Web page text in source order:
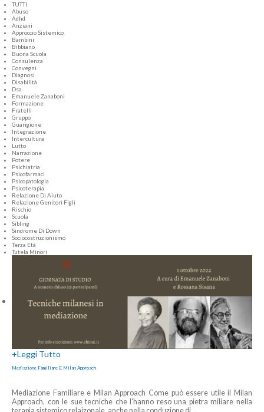
TUTTI
Abuso
Adhd
Anziani
Approccio Sistemico
Bambini
Bibbiano
Buona Scuola
Consulenza
Convegni
Diagnosi
Disabilità
Dsa
Emanuele Zanaboni
Formazione
Fratelli
Gruppo
Guarigione
Integrazione
Intercultura
Lutto
Narrazione
Potere
Psichiatria
Psicofarmaci
Psicopatologia
Psicoterapia
Relazione Di Aiuto
Relazione Genitori Figli
Rischio
Scuola
Sibling
Sindrome Di Down
Sociocostruzionismo
Terza Età
Tutela Minori
+Leggi Tutto
Mediazione Familiare E Milan Approach
Mediazione Familiare e Milan Approach Come può essere utile il Milan
Approach, con le sue tecniche che l'hanno reso una pietra miliare nella